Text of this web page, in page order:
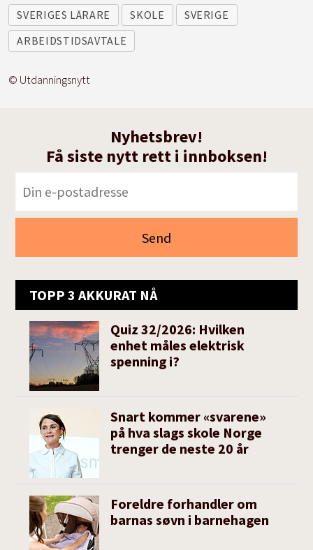
SVERIGES LÄRARE SKOLE
SVERIGE
ARBEIDSTIDSAVTALE
© Utdanningsnytt
Nyhetsbrev!
Få siste nytt rett i innboksen!
TOPP 3 AKKURAT NÅ
Quiz 32/2026: Hvilken
enhet måles elektrisk
spenning i?
Snart kommer «svarene»
på hva slags skole Norge
trenger de neste 20 år
Foreldre forhandler om
barnas søvn i barnehagen